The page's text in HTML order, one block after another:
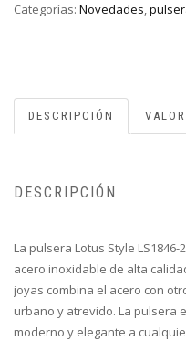
Categorías: Novedades,
DESCRIPCIÓN
DESCRIPCIÓN
La pulsera Lotus Style
acero inoxidable de alta
joyas combina el acero con
urbano y atrevido. La pulsera
moderno y elegante a